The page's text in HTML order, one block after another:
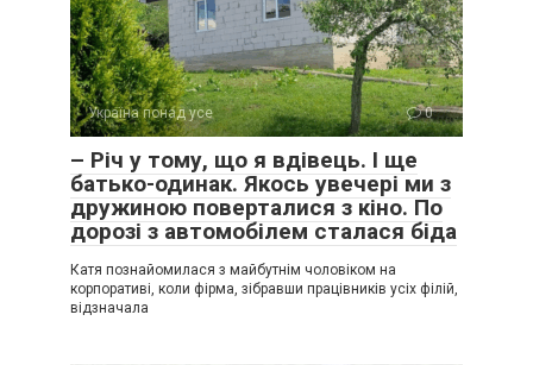
Україна понад усе 0
– Річ у тому, що я вдівець. І ще
батько-одинак. Якось увечері ми з
дружиною поверталися з кіно. По
дорозі з автомобілем сталася біда
Катя познайомилася з майбутнім чоловіком на
корпоративі, коли фірма, зібравши працівників усіх філій,
відзначала